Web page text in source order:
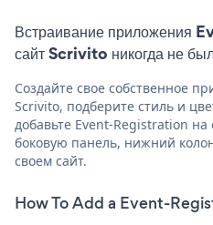
Встраивание приложения
сайт Scrivito никогда не
Создайте свое собственное
Scrivito, подберите стиль и
добавьте Event-Registration
боковую панель, нижний
своем сайт.
How To Add a Event-